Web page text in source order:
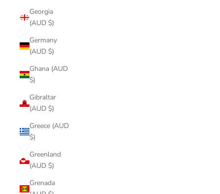
Georgia
(AUD $)
Germany
(AUD $)
Ghana (AUD
$)
Gibraltar
(AUD $)
Greece (AUD
$)
Greenland
(AUD $)
Grenada